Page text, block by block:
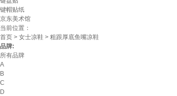
键帽贴纸
京东美术馆
当前位置：
首页 > 女士凉鞋 > 粗跟厚底鱼嘴凉鞋
品牌:
所有品牌
A
B
C
D